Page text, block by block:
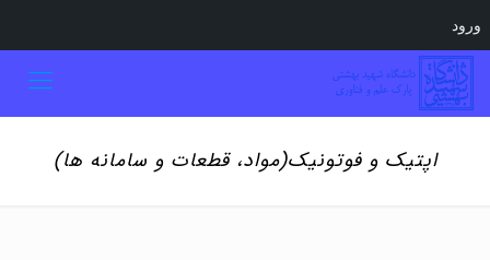
اپتیک و فوتونیک(مواد، قطعات و سامانه ها)
ورود